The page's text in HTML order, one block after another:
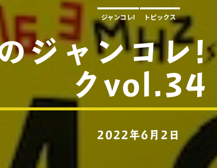
ジャンコレ! トピックス
ジャンコレ
クvol.34
2022年6月2日